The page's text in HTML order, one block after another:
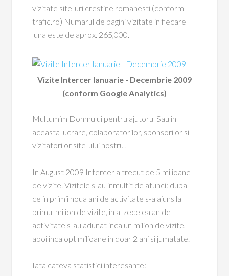
vizitate site-uri crestine romanesti (conform
trafic.ro) Numarul de pagini vizitate in fiecare
luna este de aprox. 265,000.
Vizite Intercer Ianuarie - Decembrie 2009
(conform Google Analytics)
Multumim Domnului pentru ajutorul Sau in
aceasta lucrare, colaboratorilor, sponsorilor si
vizitatorilor site-ului nostru!
In August 2009 Intercer a trecut de 5 milioane
de vizite. Vizitele s-au inmultit de atunci: dupa
ce in primii noua ani de activitate s-a ajuns la
primul milion de vizite, in al zecelea an de
activitate s-au adunat inca un milion de vizite,
apoi inca opt milioane in doar 2 ani si jumatate.
Iata cateva statistici interesante: